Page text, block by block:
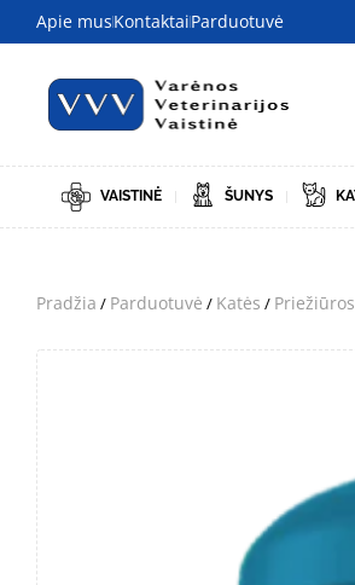
Apie musKontaktaiParduotuvė
VAISTINĖ ŠUNYS
Pradžia / Parduotuvė / Katės /